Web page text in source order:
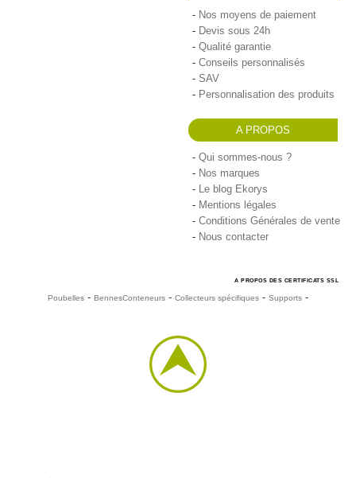
Nos moyens de paiement
Devis sous 24h
Qualité garantie
Conseils personnalisés
SAV
Personnalisation des produits
A PROPOS
Qui sommes-nous ?
Nos marques
Le blog Ekorys
Mentions légales
Conditions Générales de vente
Nous contacter
A PROPOS DES CERTIFICATS SSL
Poubelles - BennesConteneurs - Collecteurs spécifiques - Supports -